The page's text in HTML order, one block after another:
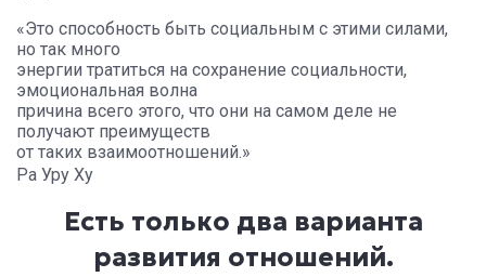
«Это способность быть социальным с этими силами,
но так много
энергии тратиться на сохранение социальности,
эмоциональная волна
причина всего этого, что они на самом деле не
получают преимуществ
от таких взаимоотношений.»
Ра Уру Ху
Есть только два варианта
развития отношений.